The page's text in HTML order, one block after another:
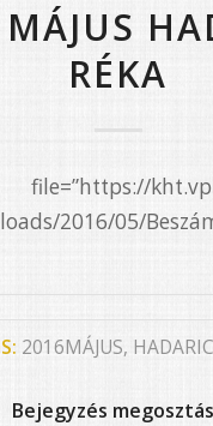
RÉKA
2016/05/
2016MÁJUS,
Bejegyzés